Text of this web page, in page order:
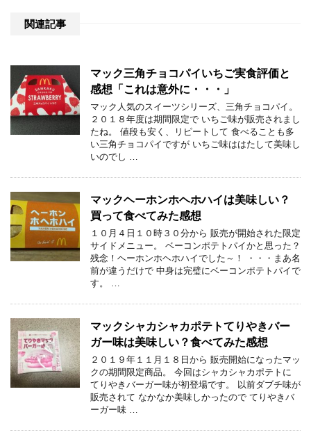
関連記事
マック三角チョコパイいちご実食評価と
感想「これは意外に・・・」
マック人気のスイーツシリーズ、三角チョコパイ。
２０１８年度は期間限定で いちご味が販売されまし
たね。 値段も安く、リピートして 食べることも多
い三角チョコパイですが いちご味ははたして美味し
いのでし …
マックヘーホンホヘホハイは美味しい？
買って食べてみた感想
１０月４日１０時３０分から 販売が開始された限定
サイドメニュー。 ベーコンポテトパイかと思った？
残念！ヘーホンホヘホハイでした～！ ・・・まあ名
前が違うだけで 中身は完璧にベーコンポテトパイで
す。 …
マックシャカシャカポテトてりやきバー
ガー味は美味しい？食べてみた感想
２０１９年１１月１８日から 販売開始になったマッ
クの期間限定商品。 今回はシャカシャカポテトに
てりやきバーガー味が初登場です。 以前ダブチ味が
販売されて なかなか美味しかったので てりやきバ
ーガー味 …